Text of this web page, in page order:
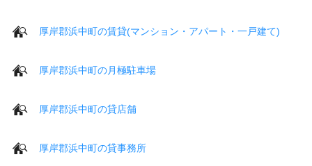
厚岸郡浜中町の賃貸(マンション・アパート・一戸建て)
厚岸郡浜中町の月極駐車場
厚岸郡浜中町の貸店舗
厚岸郡浜中町の貸事務所